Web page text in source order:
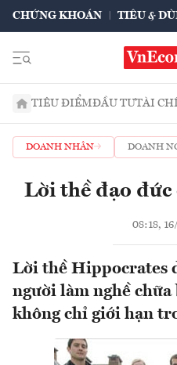
CHỨNG KHOÁN TIÊU &
TIÊU ĐIỂMĐẦU TƯTÀI
DOANH NHÂN DOANH
Lời thề đạo đức
08:18,
Lời thề Hippocrates
người làm nghề
không chỉ giới hạn